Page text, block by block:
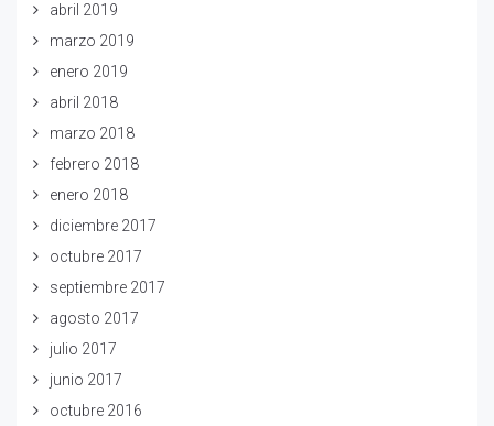
abril 2019
marzo 2019
enero 2019
abril 2018
marzo 2018
febrero 2018
enero 2018
diciembre 2017
octubre 2017
septiembre 2017
agosto 2017
julio 2017
junio 2017
octubre 2016